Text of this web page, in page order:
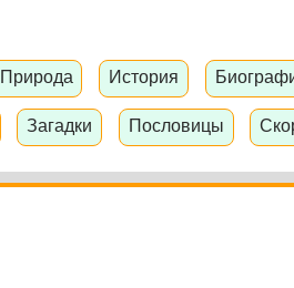
Природа История
Загадки Пословицы